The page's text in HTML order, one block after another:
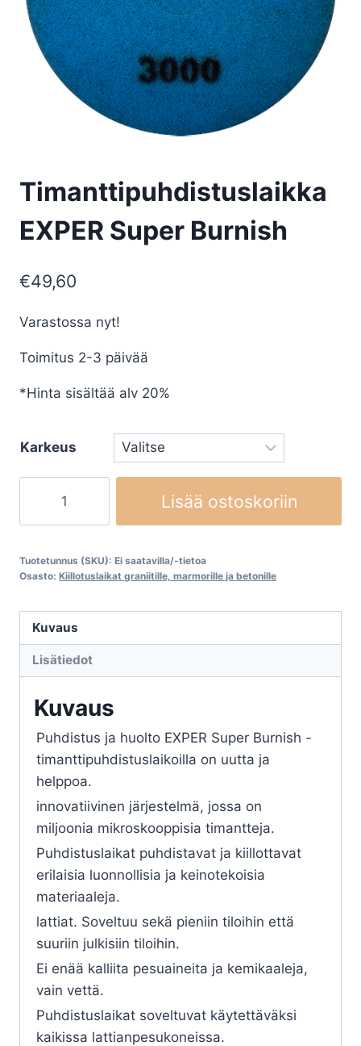
Timanttipuhdistuslaikka
EXPER Super Burnish
€49,60
Varastossa nyt!
Toimitus 2-3 päivää
*Hinta sisältää alv 20%
Karkeus
Super
määrä
Lisää ostoskoriin
Tuotetunnus (SKU): Ei saatavilla/-tietoa
Osasto: Kiillotuslaikat graniitille, marmorille ja betonille
Kuvaus
Lisätiedot
Kuvaus
Puhdistus ja huolto EXPER Super Burnish -
timanttipuhdistuslaikoilla on uutta ja
helppoa.
innovatiivinen järjestelmä, jossa on
miljoonia mikroskooppisia timantteja.
Puhdistuslaikat puhdistavat ja kiillottavat
erilaisia luonnollisia ja keinotekoisia
materiaaleja.
lattiat. Soveltuu sekä pieniin tiloihin että
suuriin julkisiin tiloihin.
Ei enää kalliita pesuaineita ja kemikaaleja,
vain vettä.
Puhdistuslaikat soveltuvat käytettäväksi
kaikissa lattianpesukoneissa.